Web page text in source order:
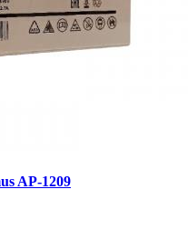
AP-1209